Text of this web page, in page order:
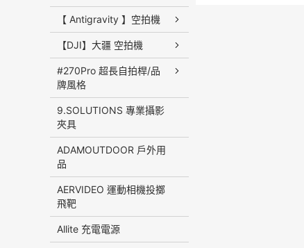
【 Antigravity 】空拍機
【DJI】大疆 空拍機
#270Pro 超長自拍桿/品
牌風格
9.SOLUTIONS 專業攝影
夾具
ADAMOUTDOOR 戶外用
品
AERVIDEO 運動相機投擲
飛靶
Allite 充電電源